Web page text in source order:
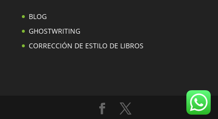
BLOG
GHOSTWRITING
CORRECCIÓN DE ESTILO DE LIBROS